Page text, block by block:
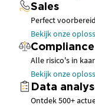
Sales
Perfect
Bekijk onze
Compliance
Alle risico's in
Bekijk onze
Data
Ontdek 500+